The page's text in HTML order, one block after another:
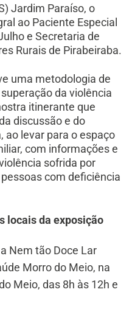
Jardim Paraíso, o
ao Paciente Especial
e Secretaria de
Rurais de Pirabeiraba.
uma metodologia de
da violência
itinerante que
discussão e do
ao levar para o espaço
com informações e
sofrida por
com deficiência
locais da exposição
Nem tão Doce Lar
Morro do Meio, na
Meio, das 8h às 12h e